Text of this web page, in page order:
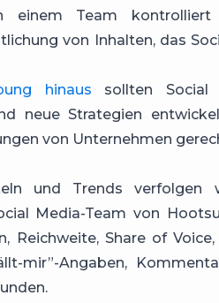
einem Team
von Inhalten, das
hinaus sollten Social
neue Strategien
von Unternehmen
und Trends verfolgen
Media-Team von
Reichweite, Share of Voice,
mir”-Angaben,